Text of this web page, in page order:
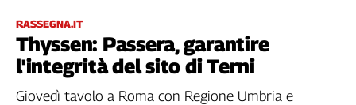
Categorie
Filcams
Filctem
Fillea
RASSEGNA.IT
Thyssen: Passera, garantire
l'integrità del sito di Terni
Giovedì tavolo a Roma con Regione Umbria e